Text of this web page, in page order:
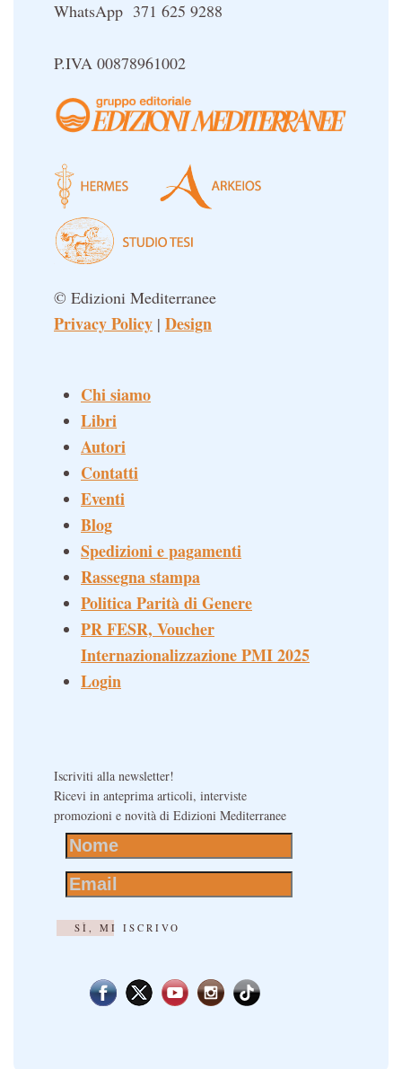
Simbolica Massonica
Un libro per Sempre
WhatsApp 371 625 9288
P.IVA 00878961002
© Edizioni Mediterranee
Privacy Policy | Design
Chi siamo
Libri
Autori
Contatti
Eventi
Blog
Spedizioni e pagamenti
Rassegna stampa
Politica Parità di Genere
PR FESR, Voucher
Internazionalizzazione PMI 2025
Login
Iscriviti alla newsletter!
Ricevi in anteprima articoli, interviste
promozioni e novità di Edizioni Mediterranee
SÌ, MI ISCRIVO